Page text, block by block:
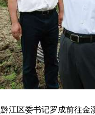
江区委书记罗成前往金